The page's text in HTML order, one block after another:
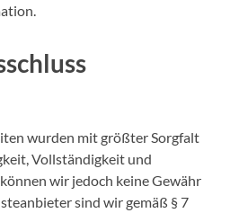
wurden mit größter Sorgfalt
Vollständigkeit und
wir jedoch keine Gewähr
sind wir gemäß § 7